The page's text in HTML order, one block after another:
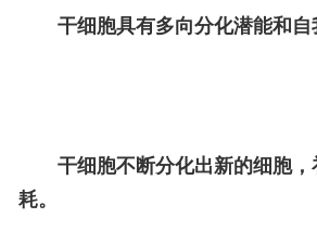
干细胞具有多向分化潜能和自
干细胞不断分化出新的细胞
耗。